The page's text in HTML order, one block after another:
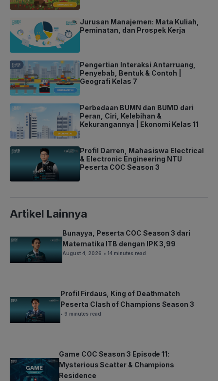
Jurusan Manajemen: Mata Kuliah,
Peminatan, dan Prospek Kerja
Pengertian Interaksi Antarruang,
Penyebab, Bentuk & Contoh |
Geografi Kelas 7
Perbedaan BUMN dan BUMD dari
Peran, Ciri, Kelebihan &
Kekurangannya | Ekonomi Kelas 11
Profil Darren, Mahasiswa Electrical
& Electronic Engineering NTU
Peserta COC Season 3
Artikel Lainnya
Bunayya, Peserta COC Season 3 dari
Matematika ITB dengan IPK 3,99
August 4, 2026 • 14 minutes read
Profil Firdaus, King of Deathmatch
Peserta Clash of Champions Season 3
• 9 minutes read
Game COC Season 3 Episode 11:
Mysterious Scatter & Champions
Residence